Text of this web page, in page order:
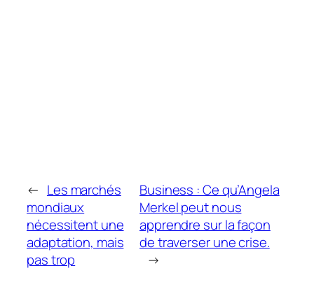
← Les marchés
mondiaux
nécessitent une
adaptation, mais
pas trop
Business : Ce qu’Angela
Merkel peut nous
apprendre sur la façon
de traverser une crise.
→